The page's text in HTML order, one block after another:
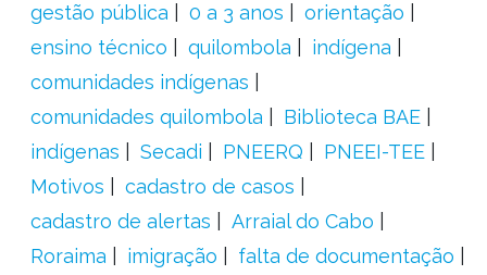
gestão pública
0 a 3 anos
orientação
ensino técnico
quilombola
indígena
comunidades indígenas
comunidades quilombola
Biblioteca BAE
indígenas
Secadi PNEERQ
PNEEI-TEE
Motivos
cadastro de casos
cadastro de alertas
Arraial do Cabo
Roraima
imigração
falta de documentação